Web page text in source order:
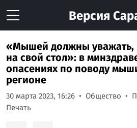
Версия
«Мышей должны уважать,
на свой стол»: в
опасениях по поводу
регионе
30 марта 2023, 16:26 Общество
Печать